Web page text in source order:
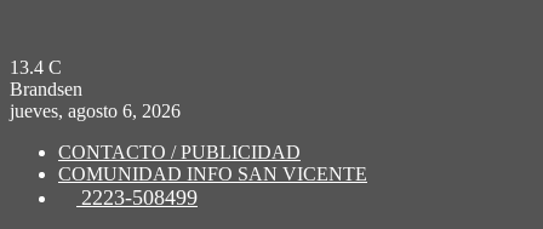
13.4 C
Brandsen
jueves, agosto 6, 2026
CONTACTO / PUBLICIDAD
COMUNIDAD INFO SAN VICENTE
2223-508499